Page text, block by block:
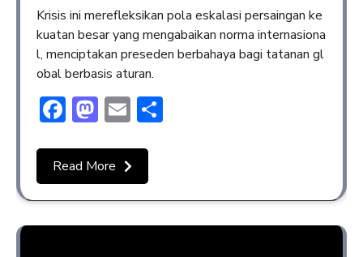
Krisis ini merefleksikan pola eskalasi persaingan ke
kuatan besar yang mengabaikan norma internasiona
l, menciptakan preseden berbahaya bagi tatanan gl
obal berbasis aturan.
Facebook
Mastodon
Email
Read More